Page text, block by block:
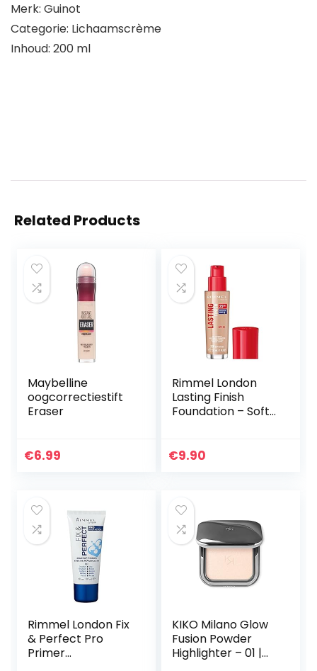
Merk: Guinot
Categorie: Lichaamscrème
Inhoud: 200 ml
Related Products
Maybelline
oogcorrectiestift
Eraser
€6.99
Rimmel London
Lasting Finish
Foundation – Soft
€9.90
Rimmel London Fix
& Perfect Pro
Primer
KIKO Milano Glow
Fusion Powder
Highlighter – 01 |